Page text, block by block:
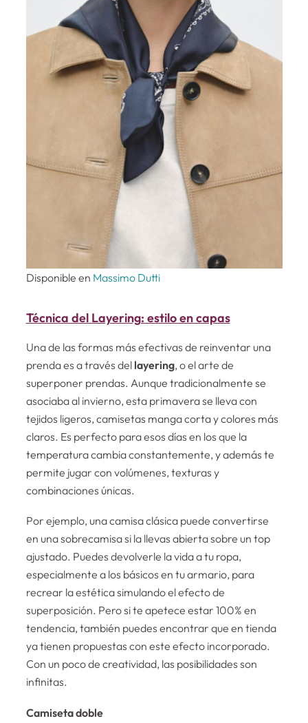
Disponible en Massimo Dutti
Técnica del Layering: estilo en capas
Una de las formas más efectivas de reinventar una
prenda es a través del layering, o el arte de
superponer prendas. Aunque tradicionalmente se
asociaba al invierno, esta primavera se lleva con
tejidos ligeros, camisetas manga corta y colores más
claros. Es perfecto para esos días en los que la
temperatura cambia constantemente, y además te
permite jugar con volúmenes, texturas y
combinaciones únicas.
Por ejemplo, una camisa clásica puede convertirse
en una sobrecamisa si la llevas abierta sobre un top
ajustado. Puedes devolverle la vida a tu ropa,
especialmente a los básicos en tu armario, para
recrear la estética simulando el efecto de
superposición. Pero si te apetece estar 100% en
tendencia, también puedes encontrar que en tienda
ya tienen propuestas con este efecto incorporado.
Con un poco de creatividad, las posibilidades son
infinitas.
Camiseta doble